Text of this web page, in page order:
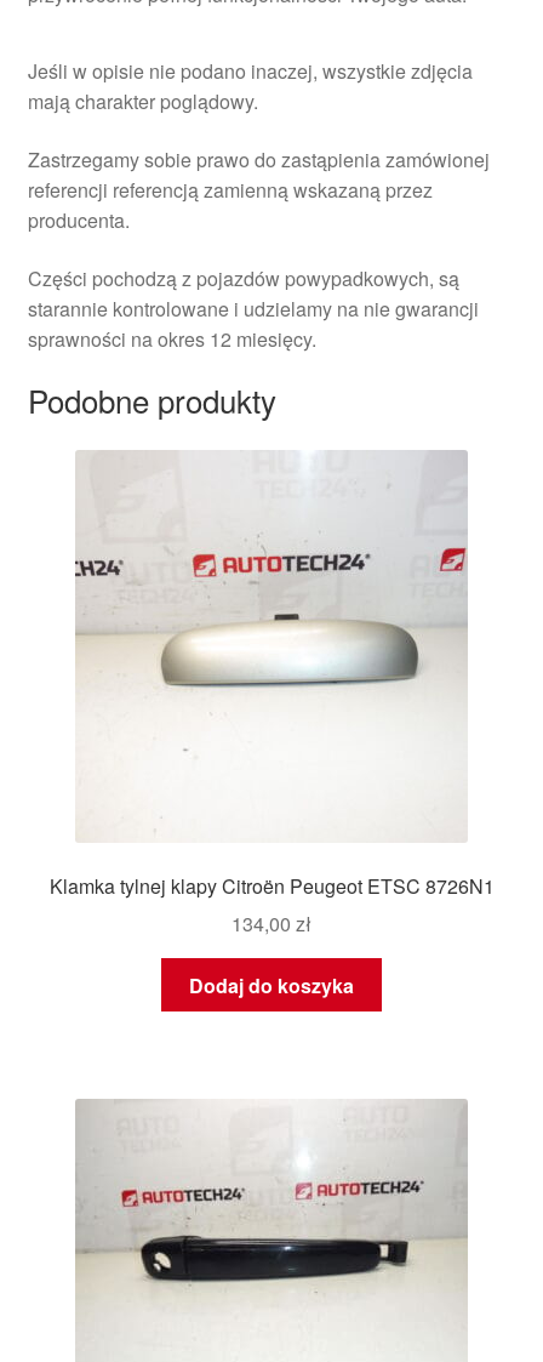
Jeśli w opisie nie podano inaczej, wszystkie zdjęcia
mają charakter poglądowy.
Zastrzegamy sobie prawo do zastąpienia zamówionej
referencji referencją zamienną wskazaną przez
producenta.
Części pochodzą z pojazdów powypadkowych, są
starannie kontrolowane i udzielamy na nie gwarancji
sprawności na okres 12 miesięcy.
Podobne produkty
Klamka tylnej klapy Citroën Peugeot ETSC 8726N1
134,00 zł
Dodaj do koszyka